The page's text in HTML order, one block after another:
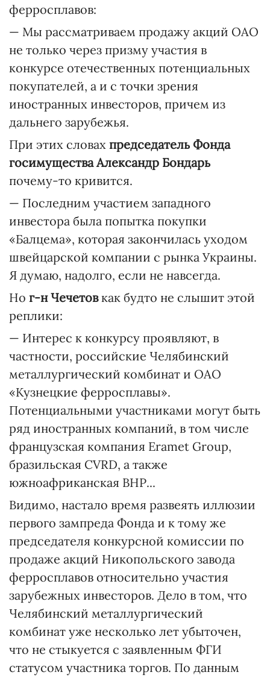
ферросплавов:
— Мы рассматриваем продажу акций ОАО
не только через призму участия в
конкурсе отечественных потенциальных
покупателей, а и с точки зрения
иностранных инвесторов, причем из
дальнего зарубежья.
При этих словах председатель Фонда
госимущества Александр Бондарь
почему-то кривится.
— Последним участием западного
инвестора была попытка покупки
«Балцема», которая закончилась уходом
швейцарской компании с рынка Украины.
Я думаю, надолго, если не навсегда.
Но г-н Чечетовкак будто не слышит этой
реплики:
— Интерес к конкурсу проявляют, в
частности, российские Челябинский
металлургический комбинат и ОАО
«Кузнецкие ферросплавы».
Потенциальными участниками могут быть
ряд иностранных компаний, в том числе
французская компания Eramet Group,
бразильская CVRD, а также
южноафриканская ВНР...
Видимо, настало время развеять иллюзии
первого зампреда Фонда и к тому же
председателя конкурсной комиссии по
продаже акций Никопольского завода
ферросплавов относительно участия
зарубежных инвесторов. Дело в том, что
Челябинский металлургический
комбинат уже несколько лет убыточен,
что не стыкуется с заявленным ФГИ
статусом участника торгов. По данным